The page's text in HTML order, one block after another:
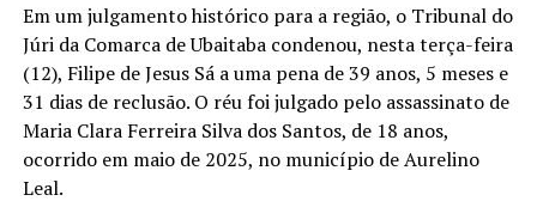
Em um julgamento histórico para a região, o Tribunal do
Júri da Comarca de Ubaitaba condenou, nesta terça-feira
(12), Filipe de Jesus Sá a uma pena de 39 anos, 5 meses e
31 dias de reclusão. O réu foi julgado pelo assassinato de
Maria Clara Ferreira Silva dos Santos, de 18 anos,
ocorrido em maio de 2025, no município de Aurelino
Leal.